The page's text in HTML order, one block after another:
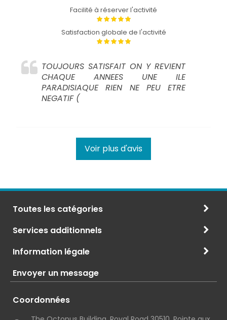
Facilité à réserver l'activité
Satisfaction globale de l'activité
TOUJOURS SATISFAIT ON Y REVIENT
CHAQUE ANNEES UNE ILE
PARADISIAQUE RIEN NE PEU ETRE
NEGATIF (
Voir plus d'avis
Toutes les catégories
Services additionnels
Information légale
Envoyer un message
Coordonnées